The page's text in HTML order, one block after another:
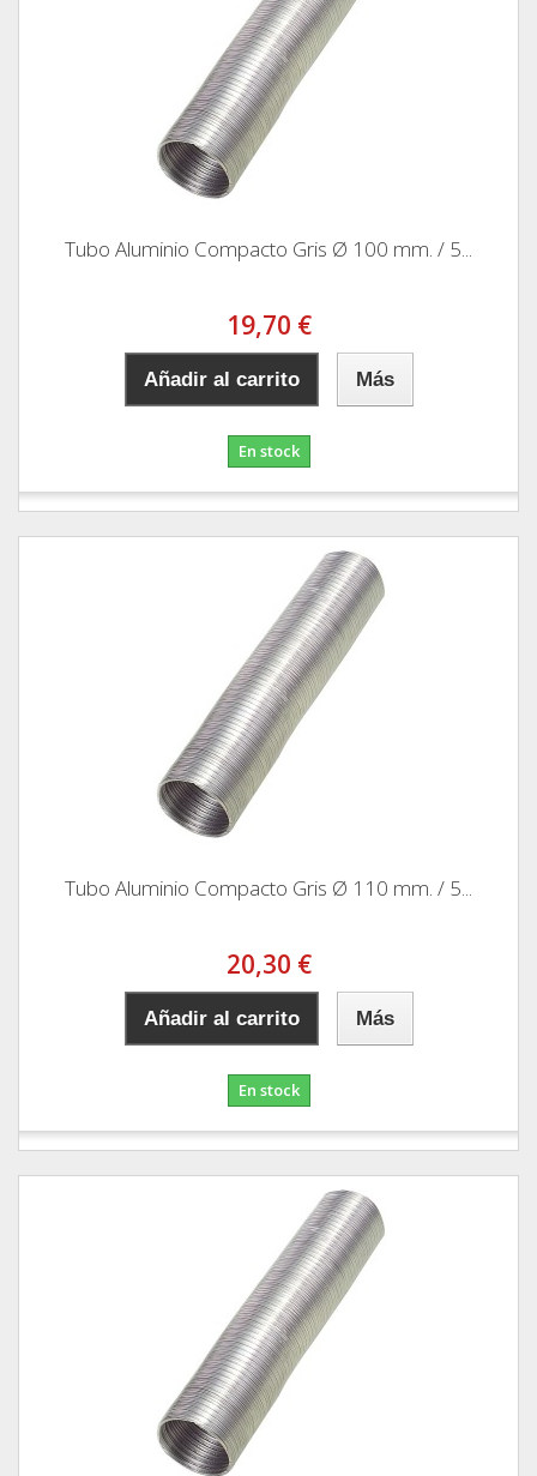
Tubo Aluminio Compacto Gris Ø 100 mm. / 5...
19,70 €
Añadir al carrito Más
En stock
Tubo Aluminio Compacto Gris Ø 110 mm. / 5...
20,30 €
Añadir al carrito Más
En stock